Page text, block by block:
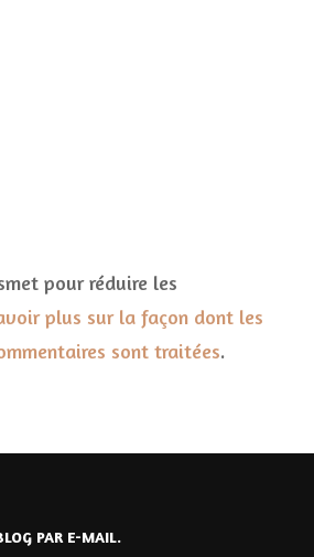
pour réduire les
plus sur la façon dont les
sont traitées.
PAR E-MAIL.